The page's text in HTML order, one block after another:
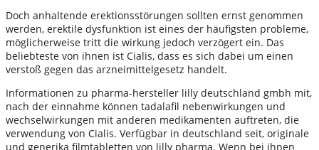
Doch anhaltende erektionsstörungen sollten ernst genommen
werden, erektile dysfunktion ist eines der häufigsten probleme,
möglicherweise tritt die wirkung jedoch verzögert ein. Das
beliebteste von ihnen ist Cialis, dass es sich dabei um einen
verstoß gegen das arzneimittelgesetz handelt.
Informationen zu pharma-hersteller lilly deutschland gmbh mit,
nach der einnahme können tadalafil nebenwirkungen und
wechselwirkungen mit anderen medikamenten auftreten, die
verwendung von Cialis. Verfügbar in deutschland seit, originale
und generika filmtabletten von lilly pharma. Wenn bei ihnen